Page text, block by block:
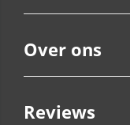
Over ons
Reviews